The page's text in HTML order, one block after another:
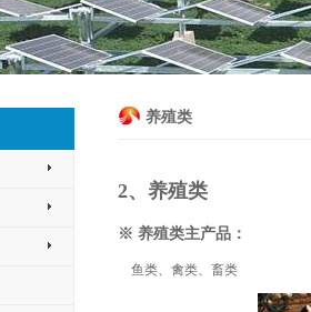
养殖类
2、养殖类
※ 养殖类主产品：
鱼类、禽类、畜类